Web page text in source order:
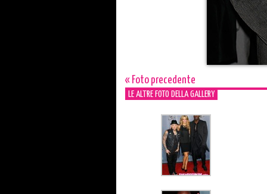
« Foto precedente
LE ALTRE FOTO DELLA GALLERY